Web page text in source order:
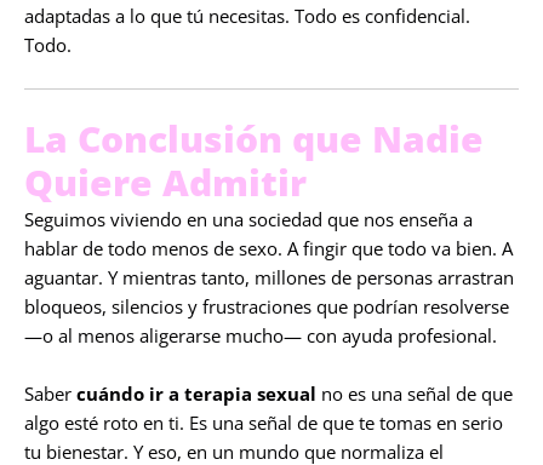
adaptadas a lo que tú necesitas. Todo es confidencial.
Todo.
La Conclusión que Nadie
Quiere Admitir
Seguimos viviendo en una sociedad que nos enseña a
hablar de todo menos de sexo. A fingir que todo va bien. A
aguantar. Y mientras tanto, millones de personas arrastran
bloqueos, silencios y frustraciones que podrían resolverse
—o al menos aligerarse mucho— con ayuda profesional.
Saber cuándo ir a terapia sexual no es una señal de que
algo esté roto en ti. Es una señal de que te tomas en serio
tu bienestar. Y eso, en un mundo que normaliza el